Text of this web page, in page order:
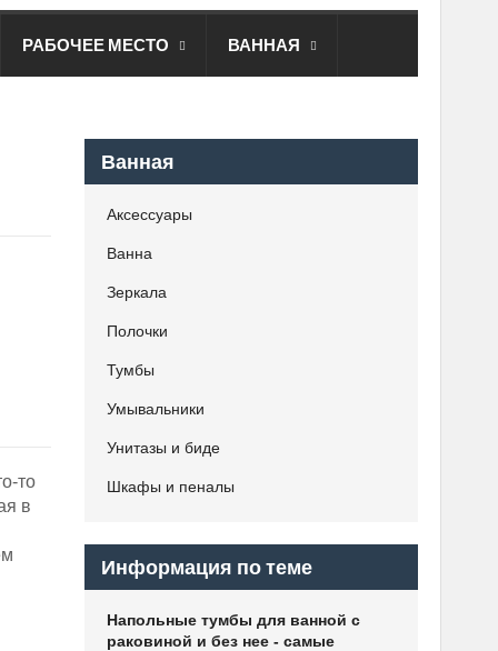
РАБОЧЕЕ МЕСТО ВАННАЯ
то
в
Ванная
Аксессуары
Ванна
Зеркала
Полочки
Тумбы
Умывальники
Унитазы и биде
Шкафы и пеналы
Информация по теме
Напольные тумбы для ванной с
раковиной и без нее - самые